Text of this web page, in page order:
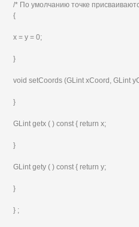
/* По умолчанию точке
{
х = у = 0;
}
void setCoords (GLint xCoord, GLint
}
GLint getx ( ) const { return x;
}
GLint gety ( ) const { return y;
}
} ;